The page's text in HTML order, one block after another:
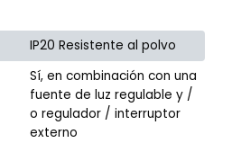
IP20 Resistente al polvo
Sí, en combinación con una
fuente de luz regulable y /
o regulador / interruptor
externo